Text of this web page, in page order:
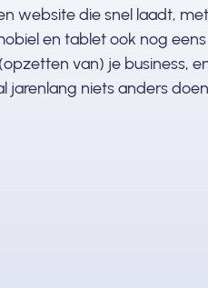
website die snel laadt,
en tablet ook nog eens
van) je business,
jarenlang niets anders